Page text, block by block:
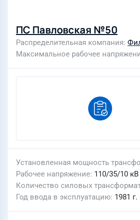
ПС Павловская №50
Распределительная компания
Максимальное рабочее
Установленная мощность
Рабочее напряжение 110/35/10 кВ
Количество силовых
Год ввода в эксплуатацию 1981 г.